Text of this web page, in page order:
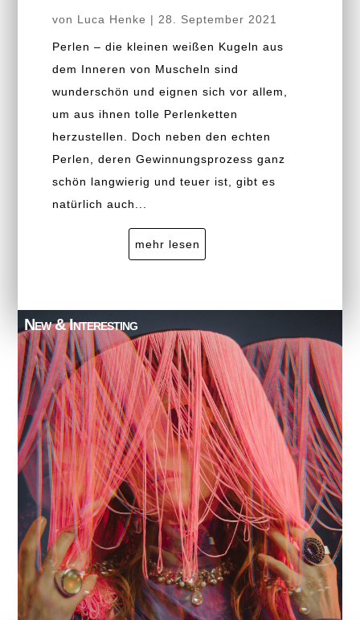
von Luca Henke | 28. September 2021
Perlen – die kleinen weißen Kugeln aus
dem Inneren von Muscheln sind
wunderschön und eignen sich vor allem,
um aus ihnen tolle Perlenketten
herzustellen. Doch neben den echten
Perlen, deren Gewinnungsprozess ganz
schön langwierig und teuer ist, gibt es
natürlich auch...
mehr lesen
New & Interesting